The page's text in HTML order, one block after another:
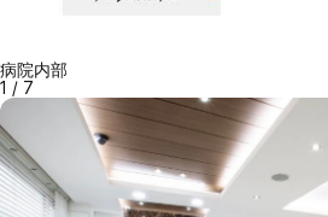
病院内部
1 / 7